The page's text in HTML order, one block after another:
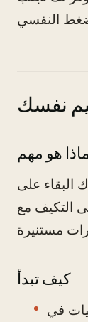
نفسك
هو مهم
البقاء على
التكيف مع
كيف تبدأ
في